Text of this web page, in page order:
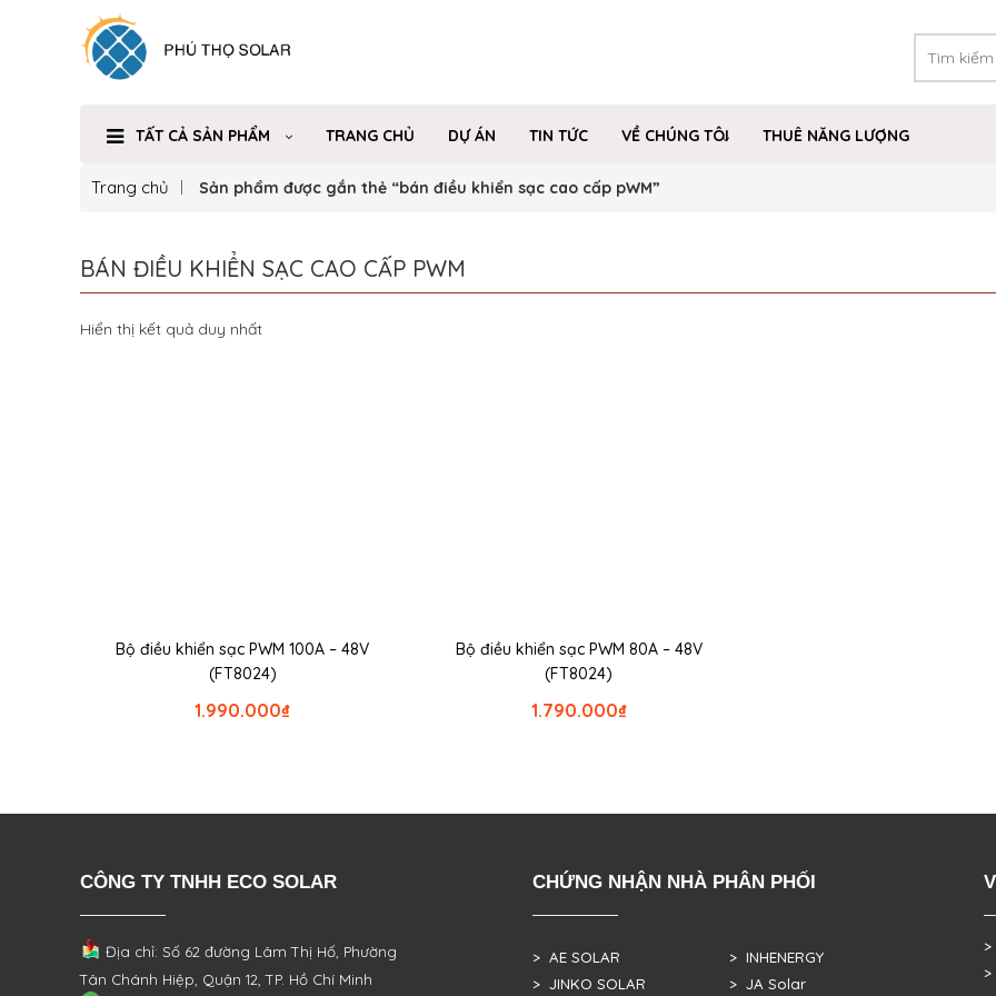
TẤT CẢ SẢN PHẨM TRANG CHỦ DỰ ÁN TIN TỨC VỀ CHÚNG TÔI THUÊ NĂNG LƯỢNG
Trang chủ Sản phẩm được gắn thẻ “bán điều khiển sạc cao cấp pWM”
BÁN ĐIỀU KHIỂN SẠC CAO CẤP PWM
Hiển thị kết quả duy nhất
Bộ điều khiển sạc PWM 100A – 48V
(FT8024)
₫
1.990.000
Bộ điều khiển sạc PWM 80A – 48V
(FT8024)
₫
1.790.000
CÔNG TY TNHH ECO SOLAR
Địa chỉ: Số 62 đường Lâm Thị Hố, Phường
Tân Chánh Hiệp, Quận 12, TP. Hồ Chí Minh
CHỨNG NHẬN NHÀ PHÂN PHỐI
> AE SOLAR
> JINKO SOLAR
> INHENERGY
> JA Solar
>